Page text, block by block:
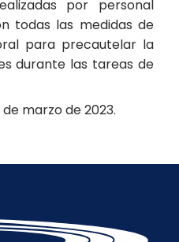
por personal
todas las medidas de
para precautelar la
durante las tareas de
marzo de 2023.